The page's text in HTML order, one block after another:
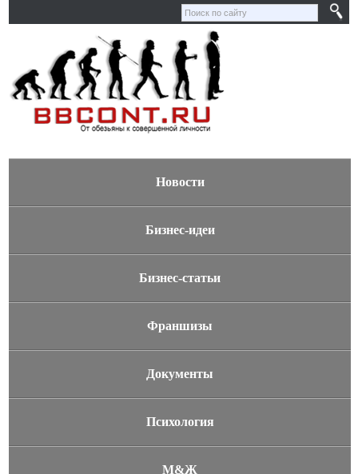
Новости
Бизнес-идеи
Бизнес-статьи
Франшизы
Документы
Психология
М&Ж